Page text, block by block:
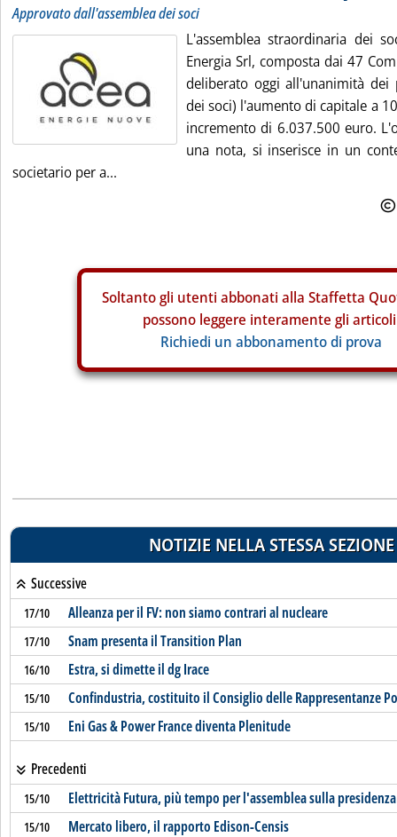
Approvato dall'assemblea dei soci
L'assemblea straordinaria dei
Energia Srl, composta dai 47
deliberato oggi all'unanimità
dei soci) l'aumento di capitale a
incremento di 6.037.500 euro.
una nota, si inserisce in un
societario per a...
Soltanto gli utenti abbonati alla Staffetta
possono leggere interamente gli
Richiedi un abbonamento di prova
NOTIZIE NELLA STESSA SEZIONE
Successive
17/10 Alleanza per il FV: non siamo contrari al nucleare
17/10 Snam presenta il Transition Plan
16/10 Estra, si dimette il dg Irace
15/10 Confindustria, costituito il Consiglio delle Rappresentanze
15/10 Eni Gas & Power France diventa Plenitude
Precedenti
15/10 Elettricità Futura, più tempo per l'assemblea sulla presidenza
15/10 Mercato libero, il rapporto Edison-Censis